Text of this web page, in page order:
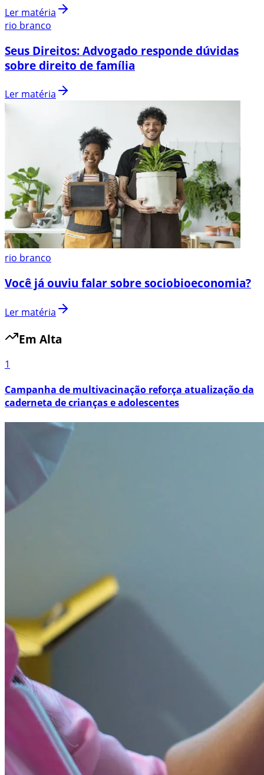
Ler matéria
rio branco
Seus Direitos: Advogado responde dúvidas
sobre direito de família
Ler matéria
rio branco
Você já ouviu falar sobre sociobioeconomia?
Ler matéria
Em Alta
1
Campanha de multivacinação reforça atualização da
caderneta de crianças e adolescentes